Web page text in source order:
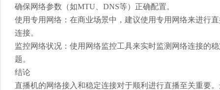
确保网络参数（如MTU、DNS等）正确配置。
使用专用网络：在商业场景中，建议使用专用网络来进行
连接。
监控网络状况：使用网络监控工具来实时监测网络连接的
题。
结论
直播机的网络接入和稳定连接对于顺利进行直播至关重要